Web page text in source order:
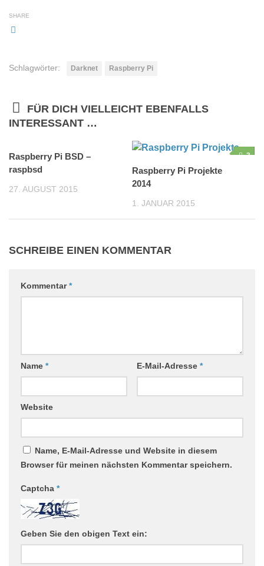
SHARE
Schlagwörter: Darknet Raspberry Pi
FÜR DICH VIELLEICHT EBENFALLS
INTERESSANT …
Raspberry Pi BSD –
raspbsd
27. AUGUST 2015
3
Raspberry Pi Projekte
2014
1. JANUAR 2015
SCHREIBE EINEN KOMMENTAR
Kommentar*
Name * E-Mail-Adresse *
Website
Name, E-Mail-Adresse und Website in diesem
Browser für meinen nächsten Kommentar speichern.
Captcha *
Geben Sie den obigen Text ein: